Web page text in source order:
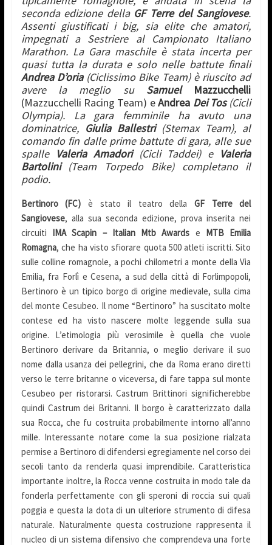
seconda edizione della GF Terre del Sangiovese.
Assenti giustificati i big, sia elite che amatori,
impegnati a Sestriere al Campionato Italiano
Marathon. La Gara maschile è stata incerta per
quasi tutta la durata e solo nelle battute finali
Andrea D’oria(Ciclissimo Bike Team) è riuscito ad
avere la meglio su SamuelMazzucchelli
(Mazzucchelli Racing Team) eAndrea Dei Tos(Cicli
Olympia). La gara femminile ha avuto una
dominatrice, Giulia Ballestri(Stemax Team), al
comando fin dalle prime battute di gara, alle sue
spalle Valeria Amadori (Cicli Taddei) e Valeria
Bartolini(Team Torpedo Bike) completano il
podio.
Bertinoro (FC) è stato il teatro dellaGF Terre del
Sangiovese, alla sua seconda edizione, prova inserita nei
circuiti
IMA Scapin – Italian Mtb Awards e
MTB Emilia
Romagna, che ha visto sfiorare quota 500 atleti iscritti. Sito
sulle colline romagnole, a pochi chilometri a monte della Via
Emilia, fra Forlì e Cesena, a sud della città di Forlimpopoli,
Bertinoro è un tipico borgo di origine medievale, sulla cima
del monte Cesubeo. Il nome “Bertinoro” ha suscitato molte
contese ed ha visto nascere molte leggende sulla sua
origine. L’etimologia più verosimile è quella che vuole
Bertinoro derivare da Britannia, o meglio derivare il suo
nome dalla usanza dei pellegrini, che da Roma erano diretti
verso le terre britanne o viceversa, di fare tappa sul monte
Cesubeo per ristorarsi. Castrum Brittinori significherebbe
quindi Castrum dei Britanni. Il borgo è caratterizzato dalla
sua Rocca, che fu costruita probabilmente intorno all’anno
mille. Interessante notare come la sua posizione rialzata
permise a Bertinoro di difendersi egregiamente nel corso dei
secoli tanto da renderla quasi imprendibile. Caratteristica
importante inoltre, la Rocca venne costruita in modo tale da
fonderla perfettamente con gli speroni di roccia sui quali
poggia e questa la dota di un ulteriore strumento di difesa
naturale. Naturalmente questa costruzione rappresenta il
nucleo di un sistema difensivo che comprendeva una forte